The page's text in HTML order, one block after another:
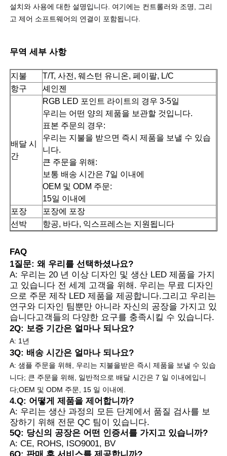
설치와 사용에 대한 설명입니다. 여기에는 컨트롤러와 조명, 그리
고 제어 소프트웨어의 연결이 포함됩니다.
무역 세부 사항
지불
T/T, 사전, 웨스턴 유니온, 페이팔, L/C
항구
셰인젠
배달 시
간
RGB LED 포인트 라이트의 경우 3-5일
우리는 어떤 양의 제품을 보관할 것입니다.
표본 주문의 경우:
우리는 지불을 받으면 즉시 제품을 보낼 수 있습
니다.
큰 주문을 위해:
보통 배송 시간은 7일 이내에
OEM 및 ODM 주문:
15일 이내에
포장
포장에 포장
선박
항공, 바다, 익스프레스는 지원됩니다
FAQ
1질문: 왜 우리를 선택하셨나요?
A: 우리는 20 년 이상 디자인 및 생산 LED 제품을 가지
고 있습니다 전 세계 고객을 위해. 우리는 무료 디자인
으로 주문 제작 LED 제품을 제공합니다.그리고 우리는
연구와 디자인 팀뿐만 아니라 자신의 공장을 가지고 있
습니다고객들의 다양한 요구를 충족시킬 수 있습니다.
2Q: 보증 기간은 얼마나 되나요?
A: 1년
3Q: 배송 시간은 얼마나 되나요?
A: 샘플 주문을 위해, 우리는 지불을받은 즉시 제품을 보낼 수 있습
니다; 큰 주문을 위해, 일반적으로 배달 시간은 7 일 이내에입니
다;OEM 및 ODM 주문, 15 일 이내에.
4.Q: 어떻게 제품을 제어합니까?
A: 우리는 생산 과정의 모든 단계에서 품질 검사를 보
장하기 위해 전문 QC 팀이 있습니다.
5Q: 당신의 공장은 어떤 인증서를 가지고 있습니까?
A: CE, ROHS, ISO9001, BV
6Q: 판매 후 서비스를 제공합니까?